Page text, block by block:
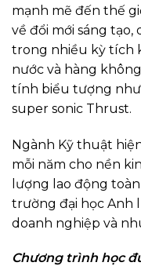
mạnh mẽ đến thế
về đổi mới sáng
trong nhiều kỳ tích
nước và hàng
tính biểu tượng như
super sonic Thrust.
Ngành Kỹ thuật
mỗi năm cho nền
lượng lao động
trường đại học Anh
doanh nghiệp và
Chương trình học